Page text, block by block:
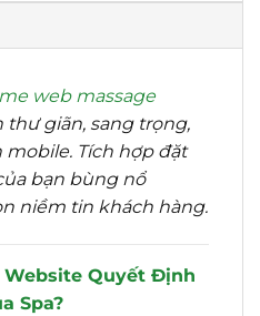
web massage
thư giãn, sang trọng,
mobile. Tích hợp đặt
bạn bùng nổ
niềm tin khách hàng.
Website Quyết Định
Spa?